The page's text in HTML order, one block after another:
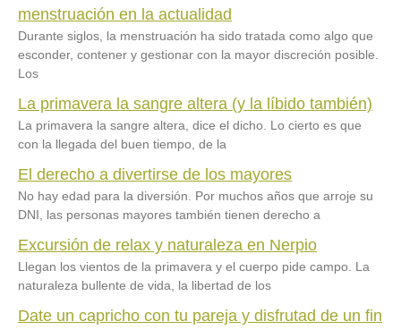
menstruación en la actualidad
Durante siglos, la menstruación ha sido tratada como algo que
esconder, contener y gestionar con la mayor discreción posible.
Los
La primavera la sangre altera (y la líbido también)
La primavera la sangre altera, dice el dicho. Lo cierto es que
con la llegada del buen tiempo, de la
El derecho a divertirse de los mayores
No hay edad para la diversión. Por muchos años que arroje su
DNI, las personas mayores también tienen derecho a
Excursión de relax y naturaleza en Nerpio
Llegan los vientos de la primavera y el cuerpo pide campo. La
naturaleza bullente de vida, la libertad de los
Date un capricho con tu pareja y disfrutad de un fin